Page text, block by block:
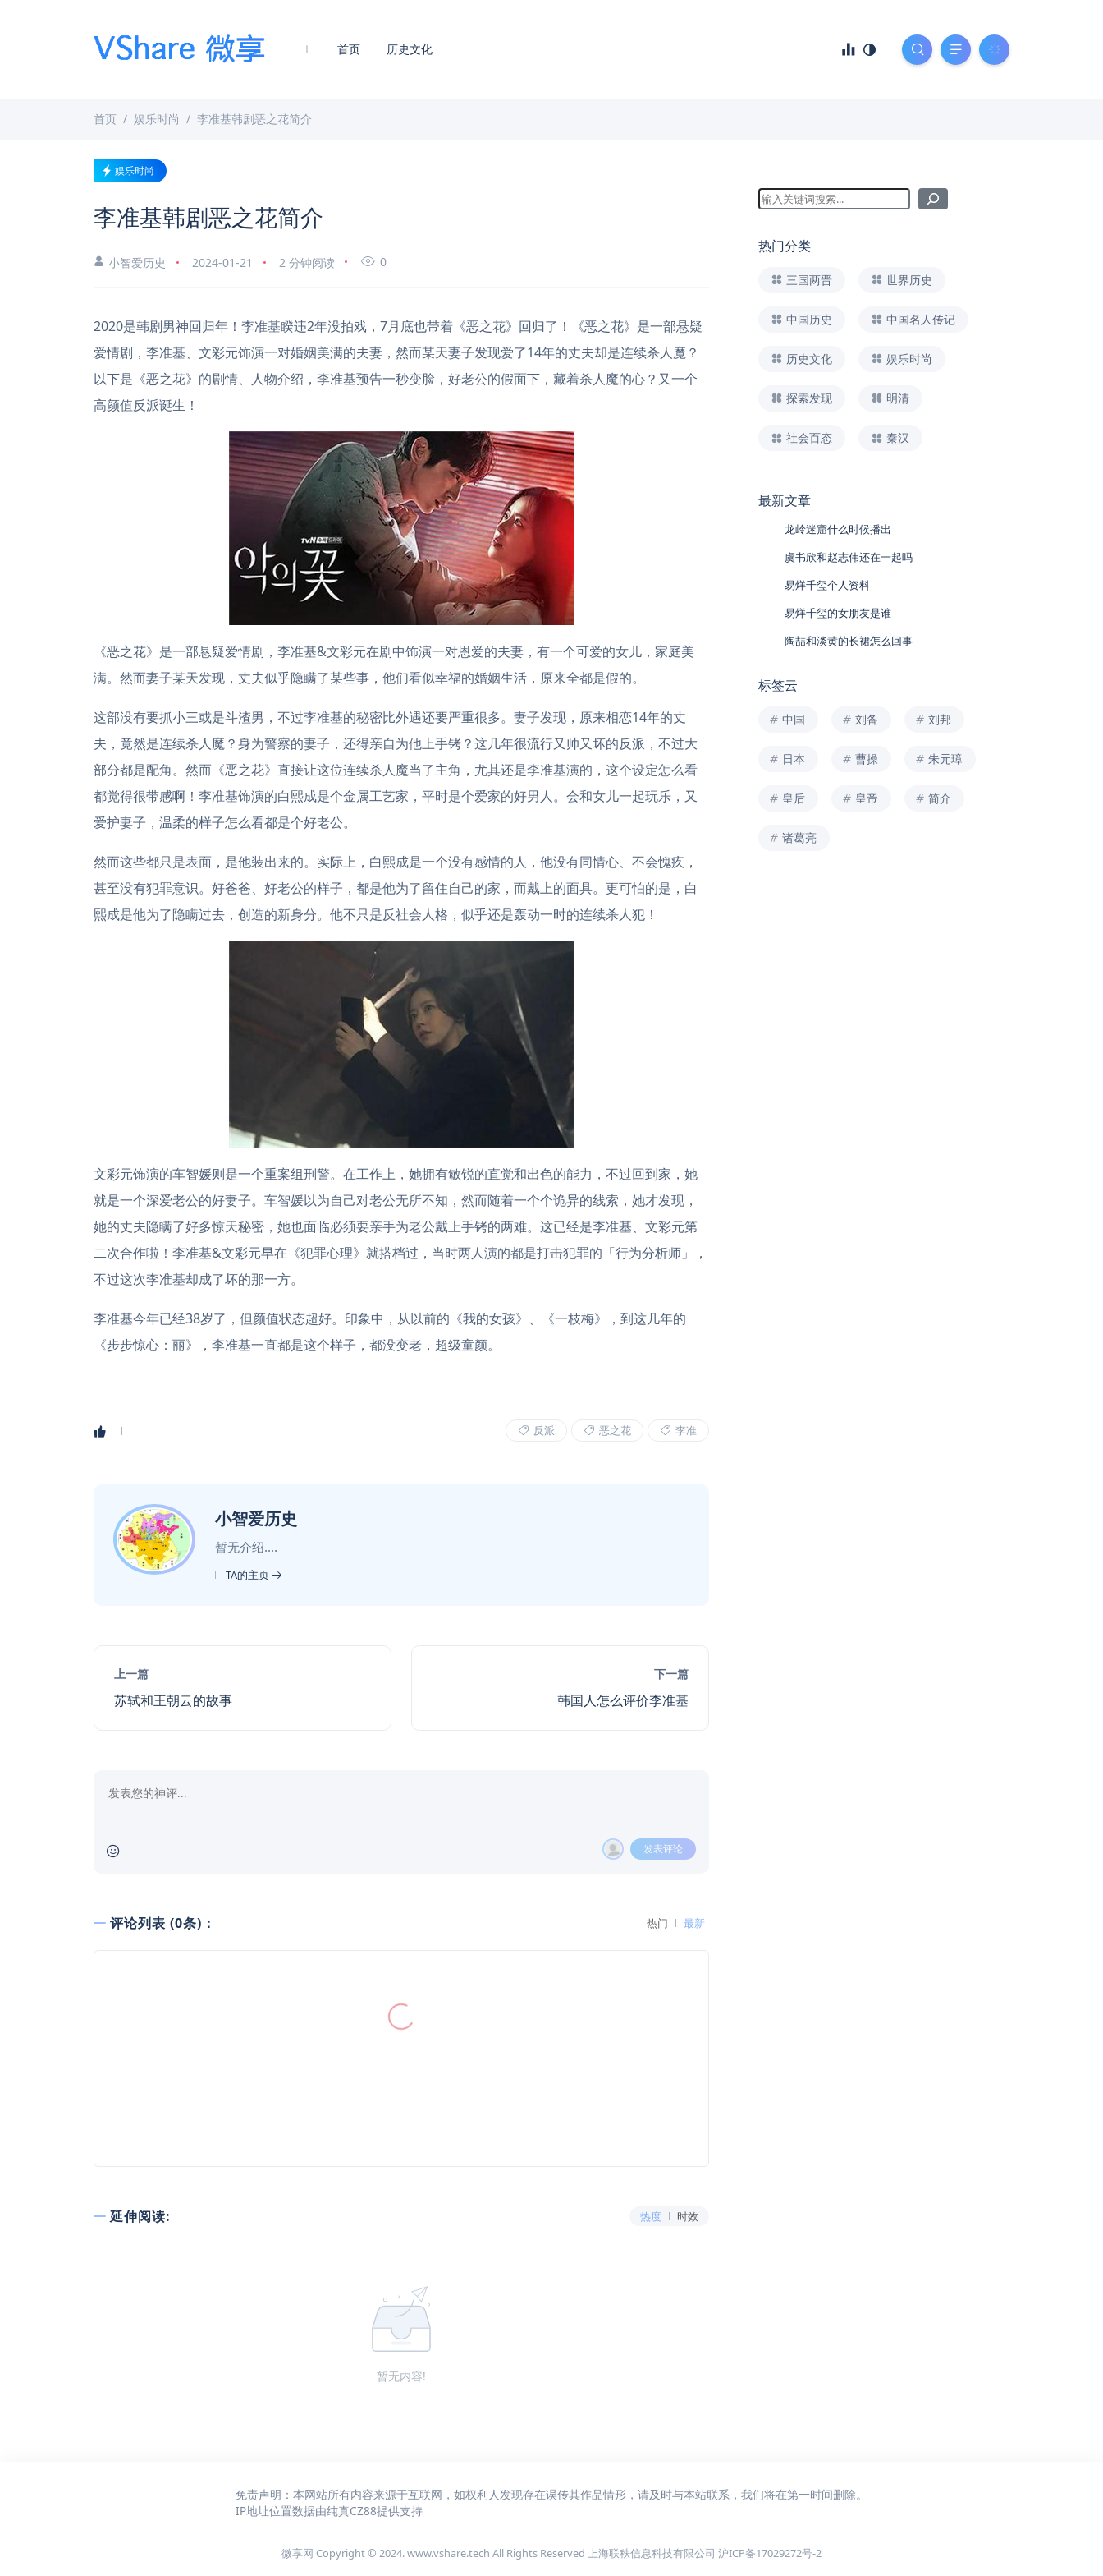
首页 历史文化
首页 娱乐时尚 李准基韩剧恶之花简介
娱乐时尚
李准基韩剧恶之花简介
小智爱历史 2024-01-21 2 分钟阅读 0
2020是韩剧男神回归年！李准基睽违2年没拍戏，7月底也带着《恶之花》回归了！《恶之花》是一部悬疑
爱情剧，李准基、文彩元饰演一对婚姻美满的夫妻，然而某天妻子发现爱了14年的丈夫却是连续杀人魔？
以下是《恶之花》的剧情、人物介绍，李准基预告一秒变脸，好老公的假面下，藏着杀人魔的心？又一个
高颜值反派诞生！
《恶之花》是一部悬疑爱情剧，李准基&文彩元在剧中饰演一对恩爱的夫妻，有一个可爱的女儿，家庭美
满。然而妻子某天发现，丈夫似乎隐瞒了某些事，他们看似幸福的婚姻生活，原来全都是假的。
这部没有要抓小三或是斗渣男，不过李准基的秘密比外遇还要严重很多。妻子发现，原来相恋14年的丈
夫，竟然是连续杀人魔？身为警察的妻子，还得亲自为他上手铐？这几年很流行又帅又坏的反派，不过大
部分都是配角。然而《恶之花》直接让这位连续杀人魔当了主角，尤其还是李准基演的，这个设定怎么看
都觉得很带感啊！李准基饰演的白熙成是个金属工艺家，平时是个爱家的好男人。会和女儿一起玩乐，又
爱护妻子，温柔的样子怎么看都是个好老公。
然而这些都只是表面，是他装出来的。实际上，白熙成是一个没有感情的人，他没有同情心、不会愧疚，
甚至没有犯罪意识。好爸爸、好老公的样子，都是他为了留住自己的家，而戴上的面具。更可怕的是，白
熙成是他为了隐瞒过去，创造的新身分。他不只是反社会人格，似乎还是轰动一时的连续杀人犯！
文彩元饰演的车智媛则是一个重案组刑警。在工作上，她拥有敏锐的直觉和出色的能力，不过回到家，她
就是一个深爱老公的好妻子。车智媛以为自己对老公无所不知，然而随着一个个诡异的线索，她才发现，
她的丈夫隐瞒了好多惊天秘密，她也面临必须要亲手为老公戴上手铐的两难。这已经是李准基、文彩元第
二次合作啦！李准基&文彩元早在《犯罪心理》就搭档过，当时两人演的都是打击犯罪的「行为分析师」，
不过这次李准基却成了坏的那一方。
李准基今年已经38岁了，但颜值状态超好。印象中，从以前的《我的女孩》、《一枝梅》，到这几年的
《步步惊心：丽》，李准基一直都是这个样子，都没变老，超级童颜。
反派 恶之花 李准
小智爱历史
暂无介绍....
TA的主页
上一篇
苏轼和王朝云的故事
下一篇
韩国人怎么评价李准基
发表评论
评论列表 (0条)： 热门 最新
延伸阅读: 热度 时效
暂无内容!
热门分类
三国两晋 世界历史
中国历史 中国名人传记
历史文化 娱乐时尚
探索发现 明清
社会百态 秦汉
最新文章
龙岭迷窟什么时候播出
虞书欣和赵志伟还在一起吗
易烊千玺个人资料
易烊千玺的女朋友是谁
陶喆和淡黄的长裙怎么回事
标签云
中国 刘备 刘邦
日本 曹操 朱元璋
皇后 皇帝 简介
诸葛亮
免责声明：本网站所有内容来源于互联网，如权利人发现存在误传其作品情形，请及时与本站联系，我们将在第一时间删除。
IP地址位置数据由纯真CZ88提供支持
微享网 Copyright © 2024. www.vshare.tech All Rights Reserved 上海联秩信息科技有限公司 沪ICP备17029272号-2